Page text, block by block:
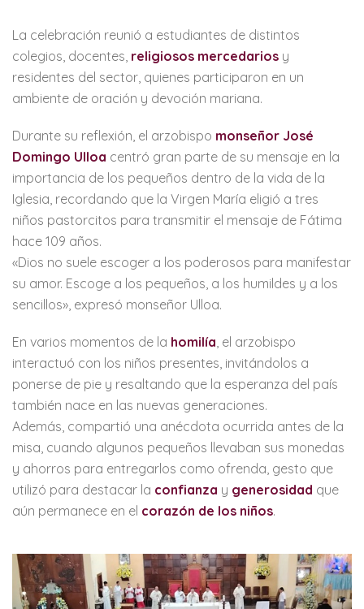
La celebración reunió a estudiantes de distintos
colegios, docentes, religiosos mercedarios y
residentes del sector, quienes participaron en un
ambiente de oración y devoción mariana.
Durante su reflexión, el arzobispo monseñor José
Domingo Ulloa centró gran parte de su mensaje en la
importancia de los pequeños dentro de la vida de la
Iglesia, recordando que la Virgen María eligió a tres
niños pastorcitos para transmitir el mensaje de Fátima
hace 109 años.
«Dios no suele escoger a los poderosos para manifestar
su amor. Escoge a los pequeños, a los humildes y a los
sencillos», expresó monseñor Ulloa.
En varios momentos de la homilía , el arzobispo
interactuó con los niños presentes, invitándolos a
ponerse de pie y resaltando que la esperanza del país
también nace en las nuevas generaciones.
Además, compartió una anécdota ocurrida antes de la
misa, cuando algunos pequeños llevaban sus monedas
y ahorros para entregarlos como ofrenda, gesto que
utilizó para destacar la confianza y generosidad que
aún permanece en el corazón de los niños.